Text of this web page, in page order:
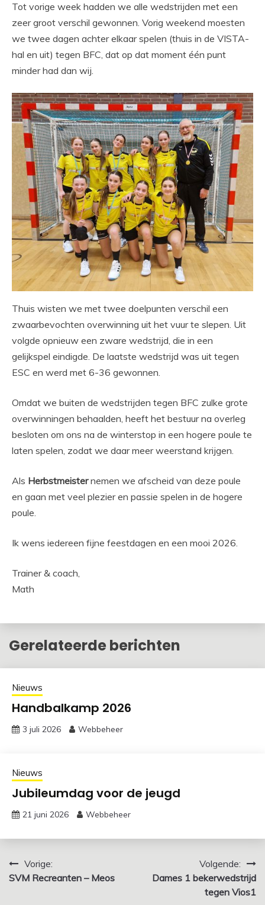
Tot vorige week hadden we alle wedstrijden met een
zeer groot verschil gewonnen. Vorig weekend moesten
we twee dagen achter elkaar spelen (thuis in de VISTA-
hal en uit) tegen BFC, dat op dat moment één punt
minder had dan wij.
Thuis wisten we met twee doelpunten verschil een
zwaarbevochten overwinning uit het vuur te slepen. Uit
volgde opnieuw een zware wedstrijd, die in een
gelijkspel eindigde. De laatste wedstrijd was uit tegen
ESC en werd met 6-36 gewonnen.
Omdat we buiten de wedstrijden tegen BFC zulke grote
overwinningen behaalden, heeft het bestuur na overleg
besloten om ons na de winterstop in een hogere poule te
laten spelen, zodat we daar meer weerstand krijgen.
Als Herbstmeisternemen we afscheid van deze poule
en gaan met veel plezier en passie spelen in de hogere
poule.
Ik wens iedereen fijne feestdagen en een mooi 2026.
Trainer & coach,
Math
Gerelateerde berichten
Nieuws
Handbalkamp 2026
3 juli 2026 Webbeheer
Nieuws
Jubileumdag voor de jeugd
21 juni 2026 Webbeheer
Bericht
navigatie
Vorige:
SVM Recreanten – Meos
Volgende:
Dames 1 bekerwedstrijd
tegen Vios1